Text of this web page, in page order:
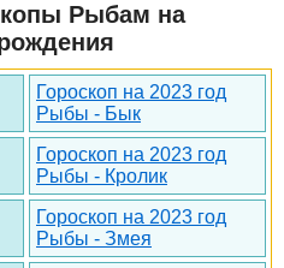
Рыбам на
Гороскоп на 2023 год
Рыбы - Бык
Гороскоп на 2023 год
Рыбы - Кролик
Гороскоп на 2023 год
Рыбы - Змея